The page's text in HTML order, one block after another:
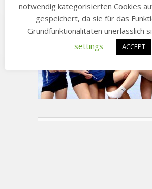
notwendig kategorisierten Cookies
gespeichert, da sie für das
Grundfunktionalitäten unerlässlich
settings
ACCEPT